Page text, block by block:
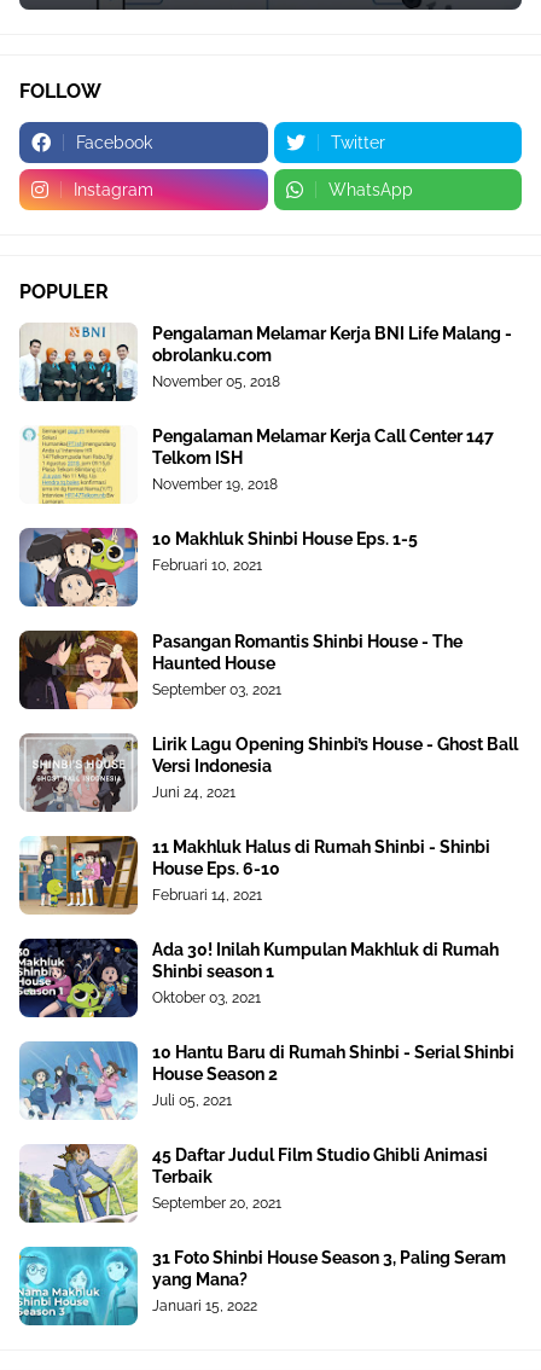
FOLLOW
Facebook Twitter
Instagram WhatsApp
POPULER
Pengalaman Melamar Kerja BNI Life Malang -
obrolanku.com
November 05, 2018
Pengalaman Melamar Kerja Call Center 147
Telkom ISH
November 19, 2018
10 Makhluk Shinbi House Eps. 1-5
Februari 10, 2021
Pasangan Romantis Shinbi House - The
Haunted House
September 03, 2021
Lirik Lagu Opening Shinbi’s House - Ghost Ball
Versi Indonesia
Juni 24, 2021
11 Makhluk Halus di Rumah Shinbi - Shinbi
House Eps. 6-10
Februari 14, 2021
Ada 30! Inilah Kumpulan Makhluk di Rumah
Shinbi season 1
Oktober 03, 2021
10 Hantu Baru di Rumah Shinbi - Serial Shinbi
House Season 2
Juli 05, 2021
45 Daftar Judul Film Studio Ghibli Animasi
Terbaik
September 20, 2021
31 Foto Shinbi House Season 3, Paling Seram
yang Mana?
Januari 15, 2022